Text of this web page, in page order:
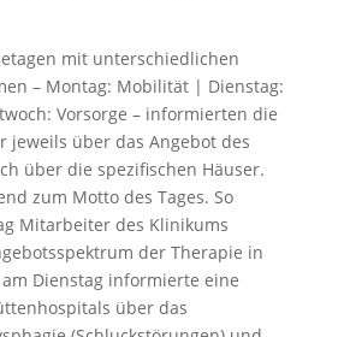
mit unterschiedlichen
– Montag: Mobilität | Dienstag:
Vorsorge – informierten die
jeweils über das Angebot des
über die spezifischen Häuser.
zum Motto des Tages. So
Mitarbeiter des Klinikums
der Therapie in
Dienstag informierte eine
über das